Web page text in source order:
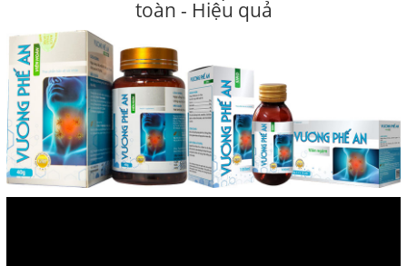
toàn - Hiệu quả